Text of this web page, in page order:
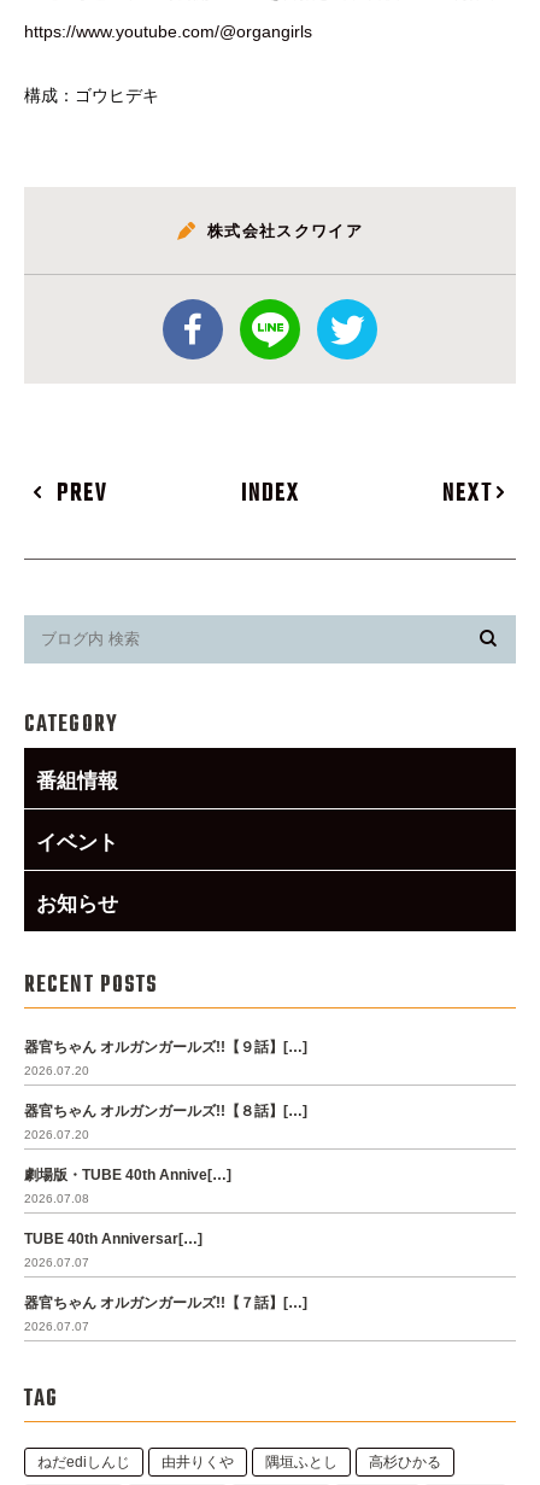
https://www.youtube.com/@organgirls
構成：ゴウヒデキ
株式会社スクワイア
PREV INDEX NEXT
CATEGORY
番組情報
イベント
お知らせ
RECENT POSTS
器官ちゃん オルガンガールズ!!【９話】[…]
2026.07.20
器官ちゃん オルガンガールズ!!【８話】[…]
2026.07.20
劇場版・TUBE 40th Annive[…]
2026.07.08
TUBE 40th Anniversar[…]
2026.07.07
器官ちゃん オルガンガールズ!!【７話】[…]
2026.07.07
TAG
ねだediしんじ 由井りくや 隅垣ふとし 高杉ひかる